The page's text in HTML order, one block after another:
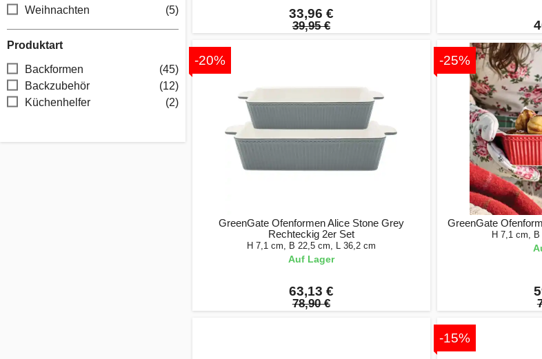
Weihnachten
(5)
Produktart
Backformen
(45)
Backzubehör
(12)
Küchenhelfer
(2)
33,96 €
39,95 €
-20%
GreenGate Ofenformen Alice Stone Grey
Rechteckig 2er Set
H 7,1 cm, B 22,5 cm, L 36,2 cm
Auf Lager
63,13 €
78,90 €
-25%
GreenGate
H 7,1 cm,
-15%